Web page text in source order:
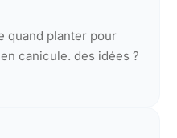
quand planter pour
canicule. des idées ?